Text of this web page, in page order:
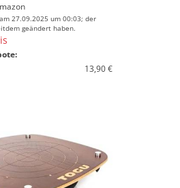
27.09.2025 um 00:03; der
geändert haben.
13,90 €